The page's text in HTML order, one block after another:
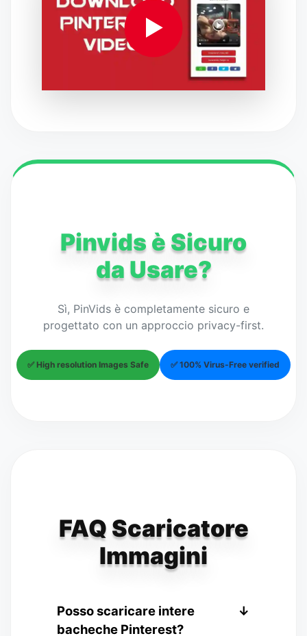
▶
Pinvids è Sicuro
da Usare?
Sì, PinVids è completamente sicuro e
progettato con un approccio privacy-first.
✅ High resolution Images Safe ✅ 100% Virus-Free verified
FAQ Scaricatore
Immagini
Posso scaricare intere
bacheche Pinterest?
↓